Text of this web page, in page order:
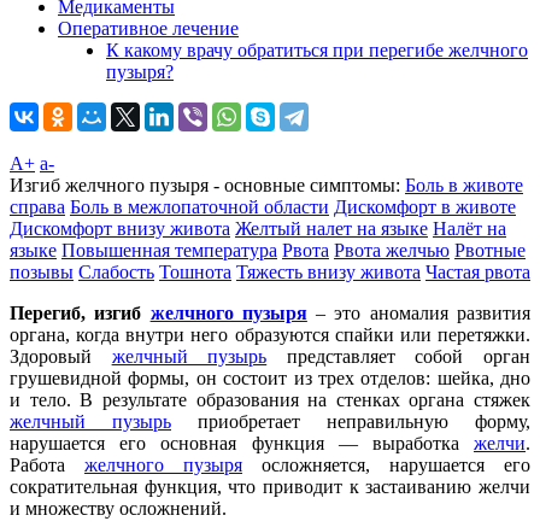
Медикаменты
Оперативное лечение
К какому врачу обратиться при перегибе желчного
пузыря?
A+ а-
Изгиб желчного пузыря - основные симптомы: Боль в животе
справа Боль в межлопаточной области Дискомфорт в животе
Дискомфорт внизу живота Желтый налет на языке Налёт на
языке Повышенная температура Рвота Рвота желчью Рвотные
позывы Слабость Тошнота Тяжесть внизу живота Частая рвота
Перегиб, изгиб желчного пузыря– это аномалия развития
органа, когда внутри него образуются спайки или перетяжки.
Здоровый желчный пузырь представляет собой орган
грушевидной формы, он состоит из трех отделов: шейка, дно
и тело. В результате образования на стенках органа стяжек
желчный пузырь приобретает неправильную форму,
нарушается его основная функция — выработка желчи.
Работа желчного пузыря осложняется, нарушается его
сократительная функция, что приводит к застаиванию желчи
и множеству осложнений.